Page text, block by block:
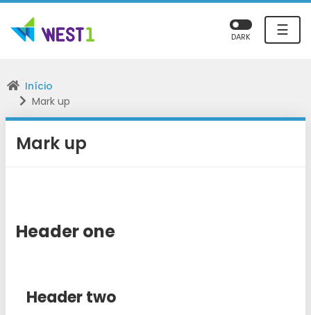
☰
DARK
Início
Mark up
Mark up
Header one
Header two